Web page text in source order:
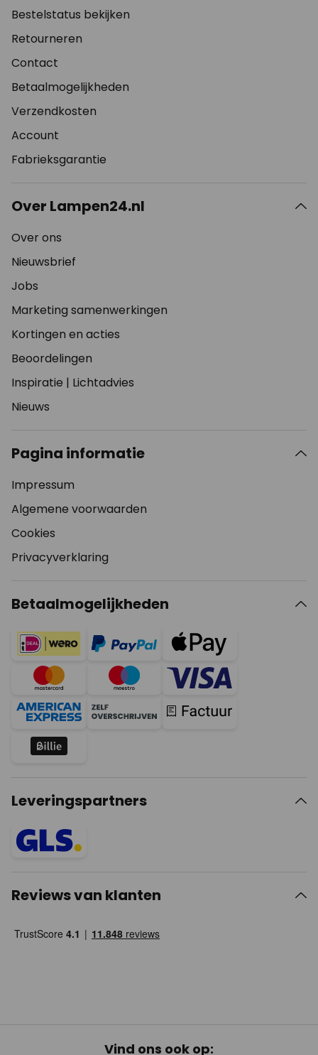
Bestelstatus bekijken
Retourneren
Contact
Betaalmogelijkheden
Verzendkosten
Account
Fabrieksgarantie
Over Lampen24.nl
Over ons
Nieuwsbrief
Jobs
Marketing samenwerkingen
Kortingen en acties
Beoordelingen
Inspiratie | Lichtadvies
Nieuws
Pagina informatie
Impressum
Algemene voorwaarden
Cookies
Privacyverklaring
Betaalmogelijkheden
Leveringspartners
Reviews van klanten
Vind ons ook op: